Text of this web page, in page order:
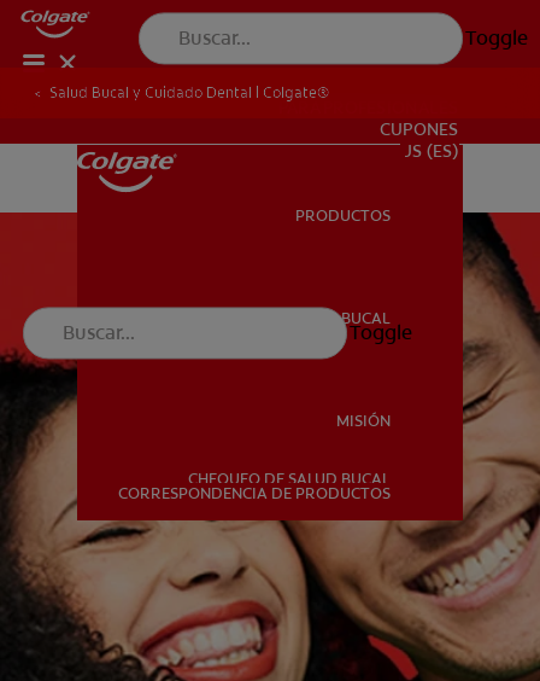
Toggle
SALUD BUCAL
MISIÓN
CHEQUEO DE SALUD BUCAL
CORRESPONDENCIA DE PRODUCTOS
PARA PROFESIONALES
CUPONES
US (ES)
PRODUCTOS
SALUD BUCAL
MISIÓN
CHEQUEO DE SALUD BUCAL
CORRESPONDENCIA DE PRODUCTOS
Toggle
Salud Bucal y Cuidado Dental | Colgate®